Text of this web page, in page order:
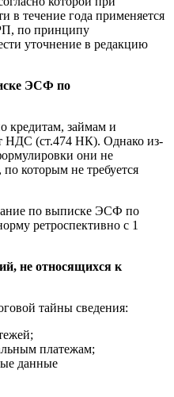
в течение года применяется
по принципу
уточнение в редакцию
ЭСФ по
кредитам, займам и
НДС (ст.474 НК). Однако из-
они не
которым не требуется
по выписке ЭСФ по
ретроспективно с 1
не относящихся к
тайны сведения:
платежам;
данные